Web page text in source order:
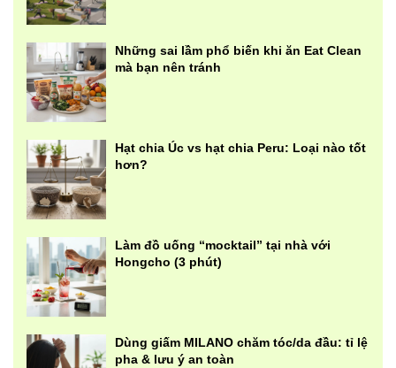
Những sai lầm phổ biến khi ăn Eat Clean
mà bạn nên tránh
Hạt chia Úc vs hạt chia Peru: Loại nào tốt
hơn?
Làm đồ uống “mocktail” tại nhà với
Hongcho (3 phút)
Dùng giấm MILANO chăm tóc/da đầu: tỉ lệ
pha & lưu ý an toàn